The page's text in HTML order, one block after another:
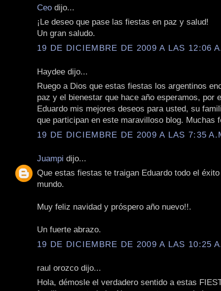
Ceo dijo...
¡Le deseo que pase las fiestas en paz y salud!
Un gran saludo.
19 DE DICIEMBRE DE 2009 A LAS 12:06
Haydee dijo...
Ruego a Dios que estas fiestas los argentinos
paz y el bienestar que hace año esperamos, por
Eduardo mis mejores deseos para usted, su
que participan en este maravilloso blog. Muchas
19 DE DICIEMBRE DE 2009 A LAS 7:35
Juampi dijo...
Que estas fiestas te traigan Eduardo todo el
mundo.
Muy feliz navidad y próspero año nuevo!!.
Un fuerte abrazo.
19 DE DICIEMBRE DE 2009 A LAS 10:25
raul orozco dijo...
Hola, démosle el verdadero sentido a estas